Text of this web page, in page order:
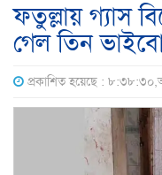
ফতুল্লায় গ্যাস
গেল তিন
প্রকাশিত হয়েছে :